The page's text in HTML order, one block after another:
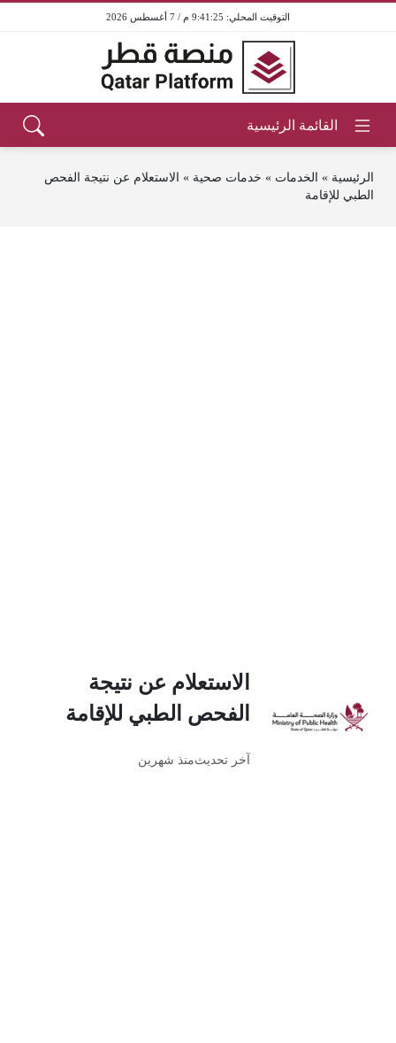
9:41:25 م / 7 أغسطس 2026
الرئيسية » الخدمات » خدمات صحية » الاستعلام عن نتيجة الفحص
الطبي للإقامة
الاستعلام عن نتيجة
الفحص الطبي للإقامة
آخر تحديثمنذ شهرين